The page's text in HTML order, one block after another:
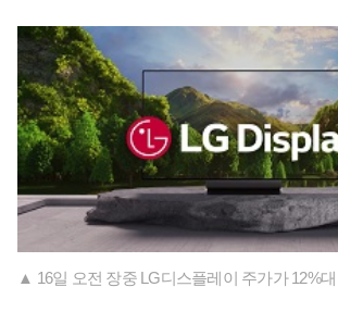
▲ 16일 오전 장중 LG디스플레이 주가가 12%